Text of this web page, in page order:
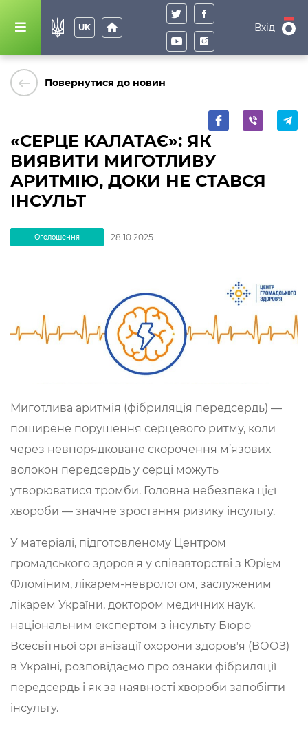
UK home Вхід
keyboard_backspace Повернутися до новин
«СЕРЦЕ КАЛАТАЄ»: ЯК
ВИЯВИТИ МИГОТЛИВУ
АРИТМІЮ, ДОКИ НЕ СТАВСЯ
ІНСУЛЬТ
Оголошення 28.10.2025
Миготлива аритмія (фібриляція передсердь) —
поширене порушення серцевого ритму, коли
через невпорядковане скорочення м’язових
волокон передсердь у серці можуть
утворюватися тромби. Головна небезпека цієї
хвороби — значне зростання ризику інсульту.
У матеріалі, підготовленому Центром
громадського здоровʼя у співавторстві з Юрієм
Фломіним, лікарем-неврологом, заслуженим
лікарем України, доктором медичних наук,
національним експертом з інсульту Бюро
Всесвітньої організації охорони здоровʼя (ВООЗ)
в Україні, розповідаємо про ознаки фібриляції
передсердь і як за наявності хвороби запобігти
інсульту.